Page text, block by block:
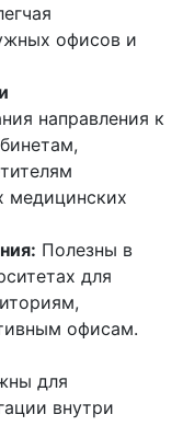
офисов и
направления к
медицинских
Полезны в
для
офисам.
для
внутри